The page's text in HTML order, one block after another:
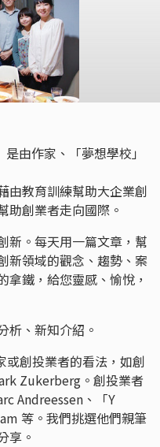
由作家、「夢想學校」
由教育訓練幫助大企業創
助創業者走向國際。
新。每天用一篇文章，幫
新領域的觀念、趨勢、案
鐵，給您靈感、愉悅，
析、新知介紹。
或創投業者的看法，如創
Zukerberg。創投業者
Andreessen、「Y
等。我們挑選他們親筆
享。